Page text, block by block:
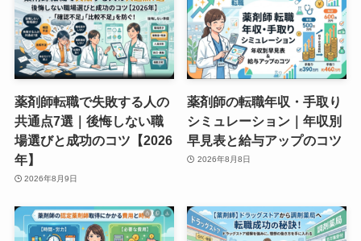
薬剤師転職で失敗する人の
共通点7選｜後悔しない職
場選びと成功のコツ【2026
年】
2026年8月9日
薬剤師の転職年収・手取り
シミュレーション｜年収別
早見表と給与アップのコツ
2026年8月8日